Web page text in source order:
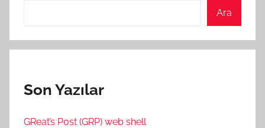
Ara
Son Yazılar
GReat’s Post (GRP) web shell